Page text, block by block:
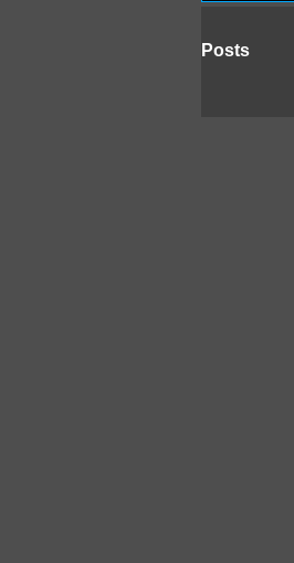
Posts